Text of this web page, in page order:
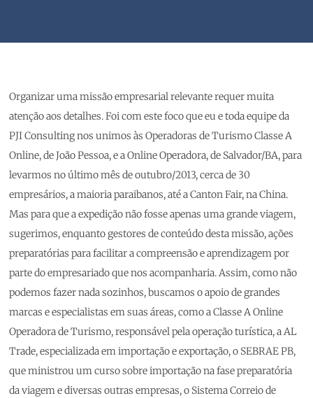
Organizar uma missão empresarial relevante requer muita
atenção aos detalhes. Foi com este foco que eu e toda equipe da
PJI Consulting nos unimos às Operadoras de Turismo Classe A
Online, de João Pessoa, e a Online Operadora, de Salvador/BA, para
levarmos no último mês de outubro/2013, cerca de 30
empresários, a maioria paraibanos, até a Canton Fair, na China.
Mas para que a expedição não fosse apenas uma grande viagem,
sugerimos, enquanto gestores de conteúdo desta missão, ações
preparatórias para facilitar a compreensão e aprendizagem por
parte do empresariado que nos acompanharia. Assim, como não
podemos fazer nada sozinhos, buscamos o apoio de grandes
marcas e especialistas em suas áreas, como a Classe A Online
Operadora de Turismo, responsável pela operação turística, a AL
Trade, especializada em importação e exportação, o SEBRAE PB,
que ministrou um curso sobre importação na fase preparatória
da viagem e diversas outras empresas, o Sistema Correio de